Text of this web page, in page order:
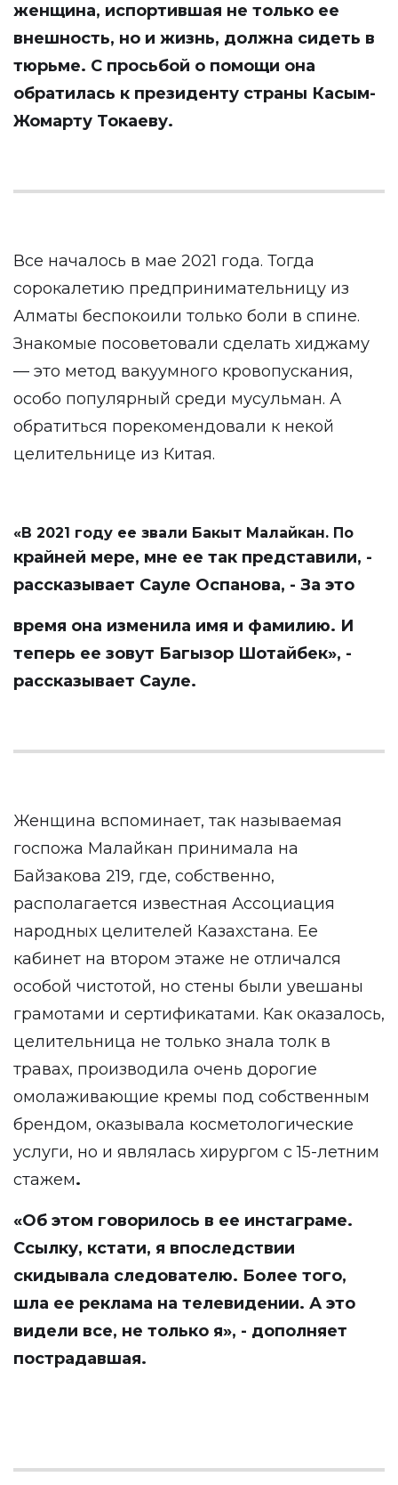
женщина, испортившая не только ее
внешность, но и жизнь, должна сидеть в
тюрьме. С просьбой о помощи она
обратилась к президенту страны Касым-
Жомарту Токаеву.
Все началось в мае 2021 года. Тогда
сорокалетию предпринимательницу из
Алматы беспокоили только боли в спине.
Знакомые посоветовали сделать хиджаму
— это метод вакуумного кровопускания,
особо популярный среди мусульман. А
обратиться порекомендовали к некой
целительнице из Китая.
«В 2021 году ее звали Бакыт Малайкан. По
крайней мере, мне ее так представили, -
рассказывает Сауле Оспанова, - За это
время она изменила имя и фамилию. И
теперь ее зовут Багызор Шотайбек», -
рассказывает Сауле.
Женщина вспоминает, так называемая
госпожа Малайкан принимала на
Байзакова 219, где, собственно,
располагается известная Ассоциация
народных целителей Казахстана. Ее
кабинет на втором этаже не отличался
особой чистотой, но стены были увешаны
грамотами и сертификатами. Как оказалось,
целительница не только знала толк в
травах, производила очень дорогие
омолаживающие кремы под собственным
брендом, оказывала косметологические
услуги, но и являлась хирургом с 15-летним
стажем.
«Об этом говорилось в ее инстаграме.
Ссылку, кстати, я впоследствии
скидывала следователю. Более того,
шла ее реклама на телевидении. А это
видели все, не только я», - дополняет
пострадавшая.